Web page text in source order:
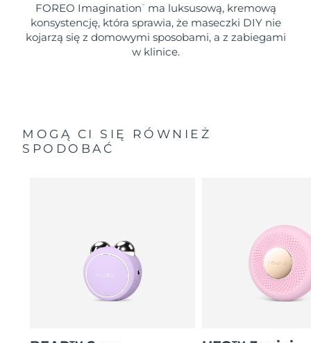
FOREO Imagination ™
ma luksusową, kremową
konsystencję, która sprawia, że maseczki DIY nie
kojarzą się z domowymi sposobami, a z zabiegami
w klinice.
MOGĄ CI SIĘ RÓWNIEŻ
SPODOBAĆ